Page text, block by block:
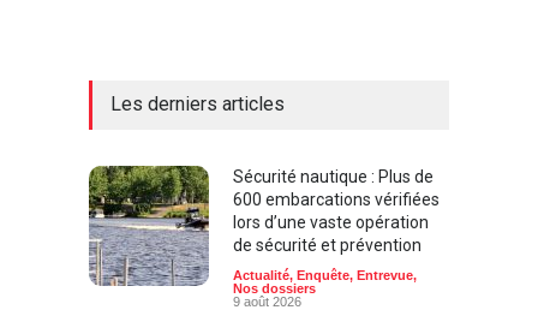
Les derniers articles
Sécurité nautique : Plus de
600 embarcations vérifiées
lors d’une vaste opération
de sécurité et prévention
Actualité, Enquête, Entrevue,
Nos dossiers
9 août 2026